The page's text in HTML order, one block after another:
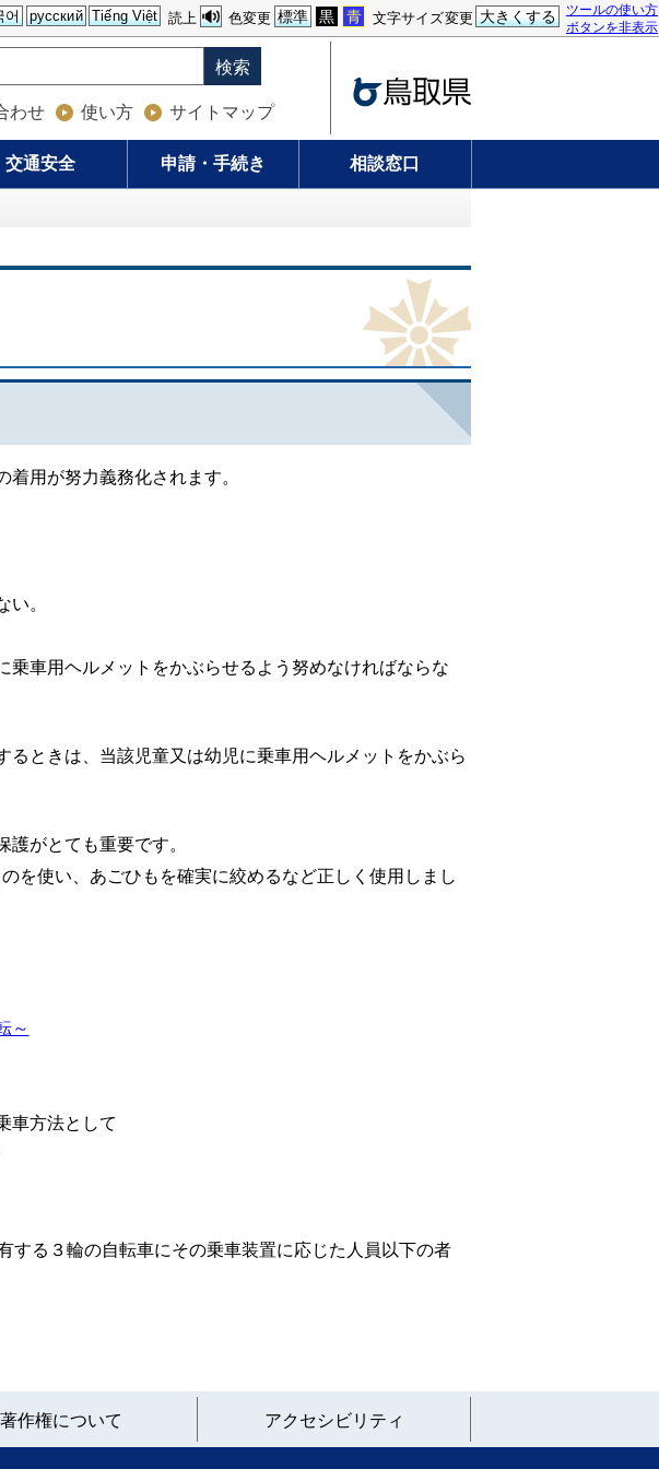
ツールの使い方
ボタンを非表示
文字サイズ変更 大きくする
色変更 標準 黒 青
読上
어 русский Tiếng Việt
検索
わせ 使い方 サイトマップ
交通安全 申請・手続き 相談窓口
用が努力義務化されます。
。
車用ヘルメットをかぶらせるよう努めなければならな
ときは、当該児童又は幼児に乗車用ヘルメットをかぶら
がとても重要です。
を使い、あごひもを確実に絞めるなど正しく使用しまし
～
車方法として
る３輪の自転車にその乗車装置に応じた人員以下の者
著作権について アクセシビリティ